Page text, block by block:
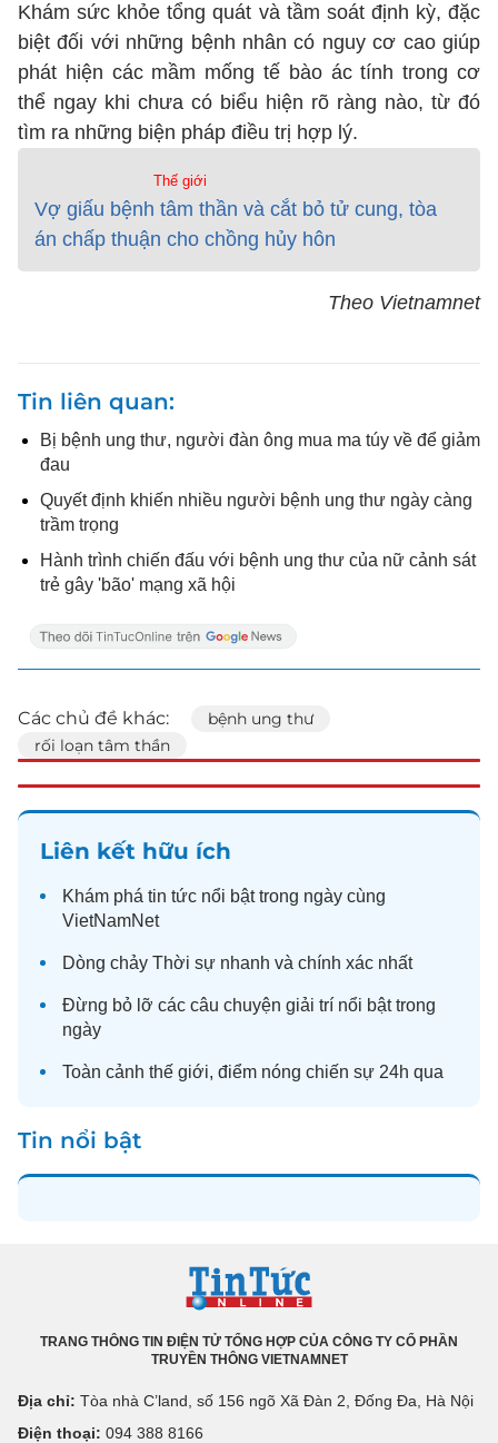
Khám sức khỏe tổng quát và tầm soát định kỳ, đặc
biệt đối với những bệnh nhân có nguy cơ cao giúp
phát hiện các mầm mống tế bào ác tính trong cơ
thể ngay khi chưa có biểu hiện rõ ràng nào, từ đó
tìm ra những biện pháp điều trị hợp lý.
Thế giới
Vợ giấu bệnh tâm thần và cắt bỏ tử cung, tòa
án chấp thuận cho chồng hủy hôn
Theo Vietnamnet
Tin liên quan
Bị bệnh ung thư, người đàn ông mua ma túy về để giảm
đau
Quyết định khiến nhiều người bệnh ung thư ngày càng
trầm trọng
Hành trình chiến đấu với bệnh ung thư của nữ cảnh sát
trẻ gây 'bão' mạng xã hội
Các chủ đề khác:
bệnh ung thư
rối loạn tâm thần
Liên kết hữu ích
Khám phá tin tức nổi bật trong ngày cùng
VietNamNet
Dòng chảy Thời sự nhanh và chính xác nhất
Đừng bỏ lỡ các câu chuyện giải trí nổi bật trong
ngày
Toàn cảnh thế giới, điểm nóng chiến sự 24h qua
Tin nổi bật
TRANG THÔNG TIN ĐIỆN TỬ TỔNG HỢP CỦA CÔNG TY CỔ PHẦN
TRUYỀN THÔNG VIETNAMNET
Địa chỉ: Tòa nhà C’land, số 156 ngõ Xã Đàn 2, Đống Đa, Hà Nội
Điện thoại: 094 388 8166